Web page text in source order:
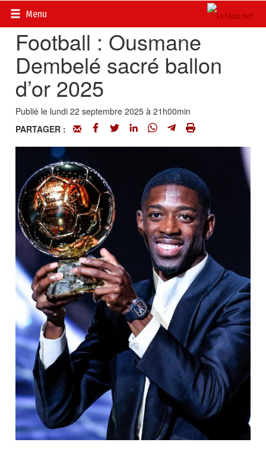
Menu
Accueil>
Football : Ousmane
Dembelé sacré ballon
d’or 2025
Publié le lundi 22 septembre 2025 à 21h00min
PARTAGER :